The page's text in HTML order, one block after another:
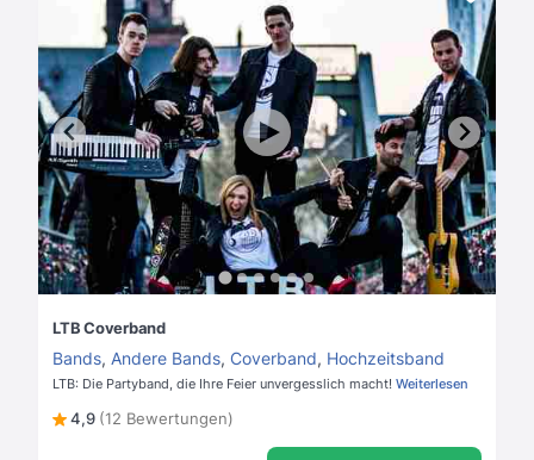
LTB Coverband
Bands, Andere Bands, Coverband, Hochzeitsband
LTB: Die Partyband, die Ihre Feier unvergesslich macht! Weiterlesen
4,9 (12 Bewertungen)